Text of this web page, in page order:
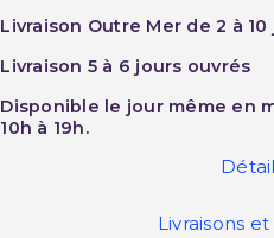
Livraison Outre Mer de 2 à
Livraison 5 à 6 jours ouvrés
Disponible le jour même en
10h à 19h.
Livraisons